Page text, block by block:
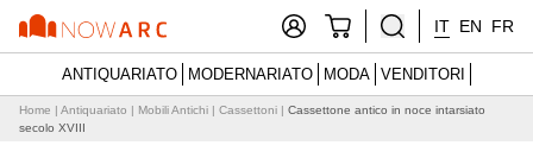
IT EN FR
ANTIQUARIATO MODERNARIATO MODA VENDITORI
Home | Antiquariato | Mobili Antichi | Cassettoni | Cassettone antico in noce intarsiato
secolo XVIII